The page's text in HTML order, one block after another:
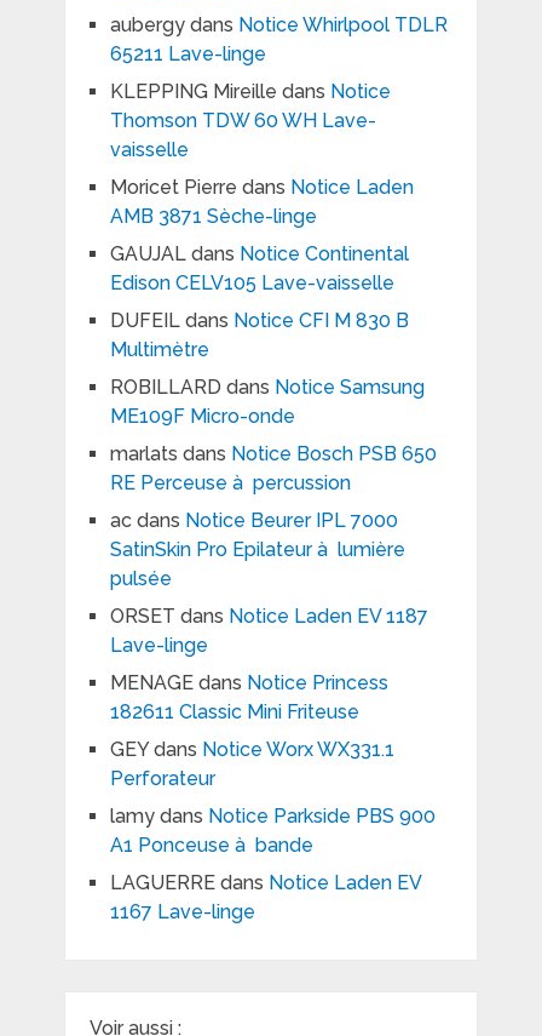
aubergydans Notice Whirlpool TDLR
65211 Lave-linge
KLEPPING Mireille dans Notice
Thomson TDW 60 WH Lave-
vaisselle
Moricet Pierre dans Notice Laden
AMB 3871 Sèche-linge
GAUJALdans Notice Continental
Edison CELV105 Lave-vaisselle
DUFEILdans Notice CFI M 830 B
Multimètre
ROBILLARD dans Notice Samsung
ME109F Micro-onde
marlats dans Notice Bosch PSB 650
RE Perceuse à percussion
acdans Notice Beurer IPL 7000
SatinSkin Pro Epilateur à lumière
pulsée
ORSET dans Notice Laden EV 1187
Lave-linge
MENAGEdans Notice Princess
182611 Classic Mini Friteuse
GEYdans Notice Worx WX331.1
Perforateur
lamydans Notice Parkside PBS 900
A1 Ponceuse à bande
LAGUERREdans Notice Laden EV
1167 Lave-linge
Voir aussi :